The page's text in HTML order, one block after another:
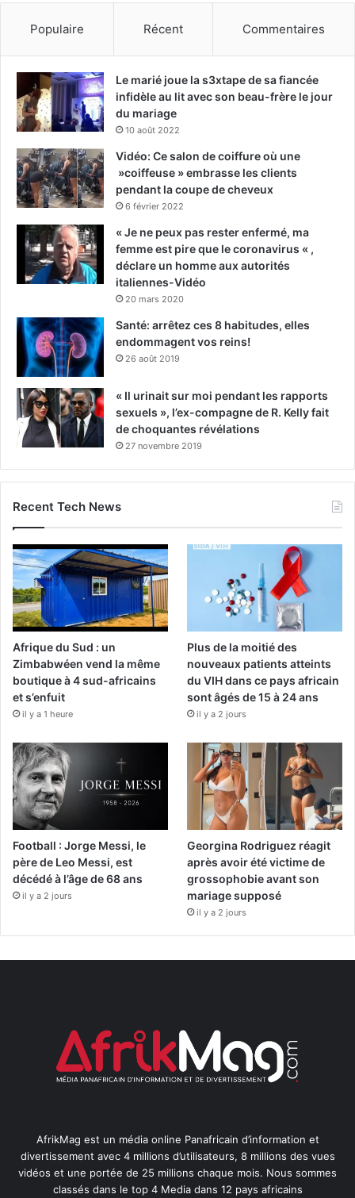
Populaire Récent Commentaires
Le marié joue la s3xtape de sa fiancée
infidèle au lit avec son beau-frère le jour
du mariage
10 août 2022
Vidéo: Ce salon de coiffure où une
»coiffeuse » embrasse les clients
pendant la coupe de cheveux
6 février 2022
« Je ne peux pas rester enfermé, ma
femme est pire que le coronavirus « ,
déclare un homme aux autorités
italiennes-Vidéo
20 mars 2020
Santé: arrêtez ces 8 habitudes, elles
endommagent vos reins!
26 août 2019
« Il urinait sur moi pendant les rapports
sexuels », l’ex-compagne de R. Kelly fait
de choquantes révélations
27 novembre 2019
Recent Tech News
Afrique du Sud : un
Zimbabwéen vend la même
boutique à 4 sud-africains
et s’enfuit
il y a 1 heure
Plus de la moitié des
nouveaux patients atteints
du VIH dans ce pays africain
sont âgés de 15 à 24 ans
il y a 2 jours
Football : Jorge Messi, le
père de Leo Messi, est
décédé à l’âge de 68 ans
il y a 2 jours
Georgina Rodriguez réagit
après avoir été victime de
grossophobie avant son
mariage supposé
il y a 2 jours
AfrikMag est un média online Panafricain d’information et
divertissement avec 4 millions d’utilisateurs, 8 millions des vues
vidéos et une portée de 25 millions chaque mois. Nous sommes
classés dans le top 4 Media dans 12 pays africains